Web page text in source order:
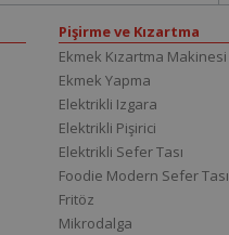
Pişirme ve Kızartma
Ekmek Kızartma Makinesi
Ekmek Yapma
Elektrikli Izgara
Elektrikli Pişirici
Elektrikli Sefer Tası
Foodie Modern Sefer Tası
Fritöz
Mikrodalga